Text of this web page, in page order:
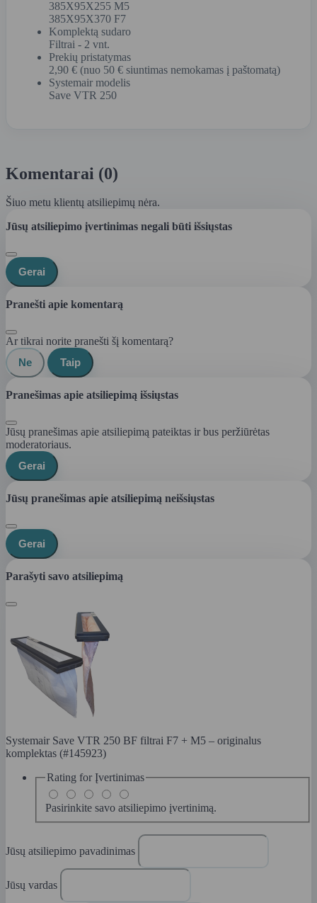
385X95X255 M5
385X95X370 F7
Komplektą sudaro
Filtrai - 2 vnt.
Prekių pristatymas
2,90 € (nuo 50 € siuntimas nemokamas į paštomatą)
Systemair modelis
Save VTR 250
Komentarai (0)
Šiuo metu klientų atsiliepimų nėra.
Jūsų atsiliepimo įvertinimas negali būti išsiųstas
Gerai
Pranešti apie komentarą
Ar tikrai norite pranešti šį komentarą?
Ne
Taip
Pranešimas apie atsiliepimą išsiųstas
Jūsų pranešimas apie atsiliepimą pateiktas ir bus peržiūrėtas
moderatoriaus.
Gerai
Jūsų pranešimas apie atsiliepimą neišsiųstas
Gerai
Parašyti savo atsiliepimą
Systemair Save VTR 250 BF filtrai F7 + M5 – originalus
komplektas (#145923)
Rating for Įvertinimas
Pasirinkite savo atsiliepimo įvertinimą.
Jūsų atsiliepimo pavadinimas
Jūsų vardas